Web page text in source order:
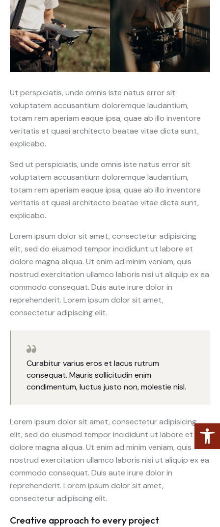
Abrir barra de herramientas
Ut perspiciatis, unde omnis iste natus error sit
voluptatem accusantium doloremque laudantium,
totam rem aperiam eaque ipsa, quae ab illo inventore
veritatis et quasi architecto beatae vitae dicta sunt,
explicabo.
Sed ut perspiciatis, unde omnis iste natus error sit
voluptatem accusantium doloremque laudantium,
totam rem aperiam eaque ipsa, quae ab illo inventore
veritatis et quasi architecto beatae vitae dicta sunt,
explicabo.
Lorem ipsum dolor sit amet, consectetur adipisicing
elit, sed do eiusmod tempor incididunt ut labore et
dolore magna aliqua. Ut enim ad minim veniam, quis
nostrud exercitation ullamco laboris nisi ut aliquip ex ea
commodo consequat. Duis aute irure dolor in
reprehenderit. Lorem ipsum dolor sit amet,
consectetur adipiscing elit.
Curabitur varius eros et lacus rutrum
consequat. Mauris sollicitudin enim
condimentum, luctus justo non, molestie nisl.
Lorem ipsum dolor sit amet, consectetur adipisicing
elit, sed do eiusmod tempor incididunt ut labore et
dolore magna aliqua. Ut enim ad minim veniam, quis
nostrud exercitation ullamco laboris nisi ut aliquip ex ea
commodo consequat. Duis aute irure dolor in
reprehenderit. Lorem ipsum dolor sit amet,
consectetur adipiscing elit.
Creative approach to every project